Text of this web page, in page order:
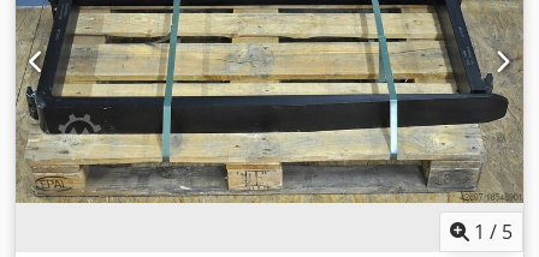
1 / 5